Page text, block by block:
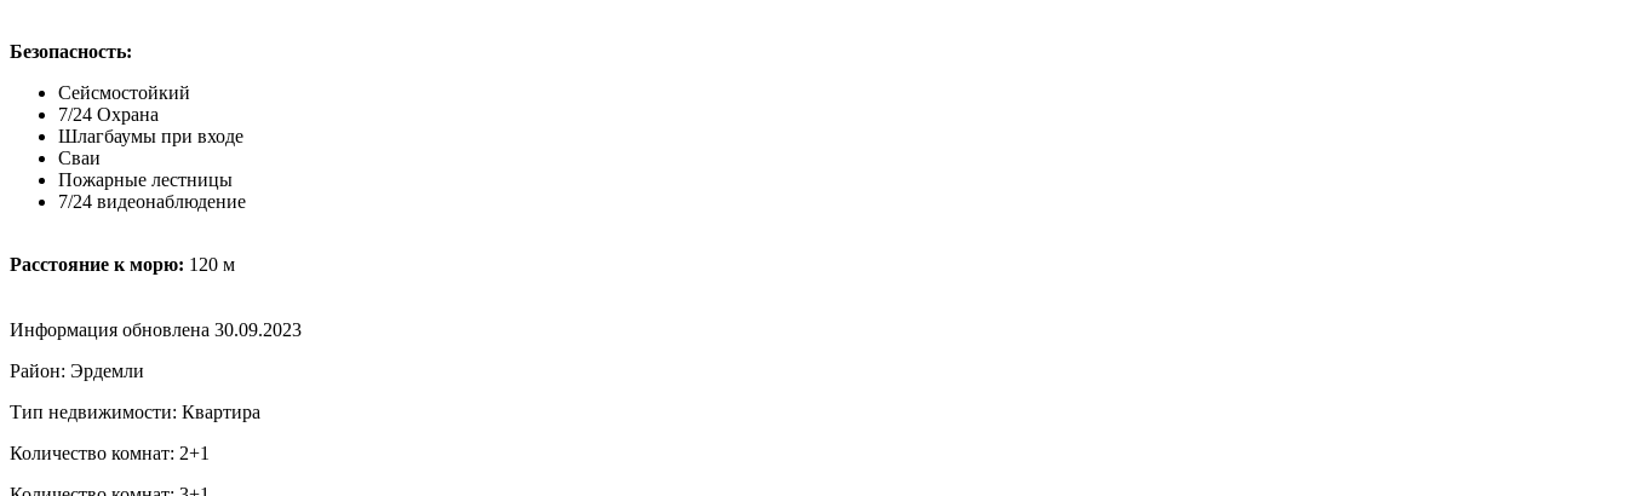
Безопасность:
Сейсмостойкий
7/24 Охрана
Шлагбаумы при входе
Сваи
Пожарные лестницы
7/24 видеонаблюдение
Расстояние к морю: 120 м
Информация обновлена 30.09.2023
Район: Эрдемли
Тип недвижимости: Квартира
Количество комнат: 2+1